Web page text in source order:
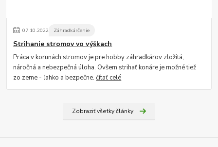
07.10.2022 Záhradkárčenie
Strihanie stromov vo výškach
Práca v korunách stromov je pre hobby záhradkárov zložitá,
náročná a nebezpečná úloha. Ovšem strihať konáre je možné tiež
zo zeme - ľahko a bezpečne.čítať celé
Zobraziť všetky články